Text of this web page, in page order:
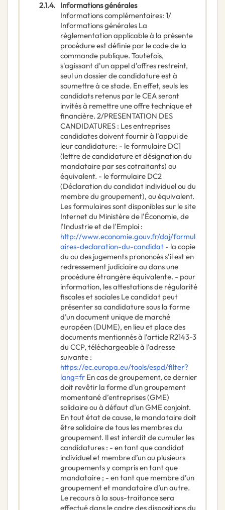
2.1.4. Informations générales
Informations complémentaires: 1/
Informations générales La
réglementation applicable à la présente
procédure est définie par le code de la
commande publique. Toutefois,
s'agissant d'un appel d'offres restreint,
seul un dossier de candidature est à
soumettre à ce stade. En effet, seuls les
candidats retenus par le CEA seront
invités à remettre une offre technique et
financière. 2/PRESENTATION DES
CANDIDATURES : Les entreprises
candidates doivent fournir à l’appui de
leur candidature: - le formulaire DC1
(lettre de candidature et désignation du
mandataire par ses cotraitants) ou
équivalent. - le formulaire DC2
(Déclaration du candidat individuel ou du
membre du groupement), ou équivalent.
Les formulaires sont disponibles sur le site
Internet du Ministère de l'Économie, de
l'Industrie et de l'Emploi :
http://www.economie.gouv.fr/daj/formul
aires-declaration-du-candidat - la copie
du ou des jugements prononcés s'il est en
redressement judiciaire ou dans une
procédure étrangère équivalente. - pour
information, les attestations de régularité
fiscales et sociales Le candidat peut
présenter sa candidature sous la forme
d’un document unique de marché
européen (DUME), en lieu et place des
documents mentionnés à l’article R2143-3
du CCP, téléchargeable à l’adresse
suivante :
https://ec.europa.eu/tools/espd/filter?
lang=fr En cas de groupement, ce dernier
doit revêtir la forme d’un groupement
momentané d’entreprises (GME)
solidaire ou à défaut d’un GME conjoint.
En tout état de cause, le mandataire doit
être solidaire de tous les membres du
groupement. Il est interdit de cumuler les
candidatures : - en tant que candidat
individuel et membre d’un ou plusieurs
groupements y compris en tant que
mandataire ; - en tant que membre d’un
groupement et mandataire d’un autre.
Le recours à la sous-traitance sera
effectué dans le cadre des dispositions du